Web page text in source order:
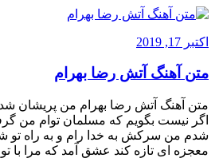
اکتبر 17, 2019
متن آهنگ آتش رضا بهرام
متن آهنگ آتش رضا بهرام من پریشان
اگر نیست بگویم که مسلمان توام من
شدم من سرکش به خدا رام و به راه
معجزه ای تازه کند عشق آمد که مرا با